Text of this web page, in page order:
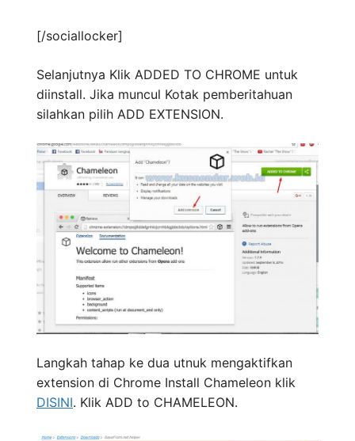
[/sociallocker]
Selanjutnya Klik ADDED TO CHROME untuk
diinstall. Jika muncul Kotak pemberitahuan
silahkan pilih ADD EXTENSION.
Langkah tahap ke dua utnuk mengaktifkan
extension di Chrome Install Chameleon klik
DISINI. Klik ADD to CHAMELEON.